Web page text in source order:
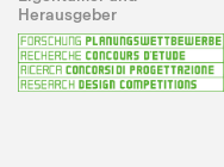
Herausgeber